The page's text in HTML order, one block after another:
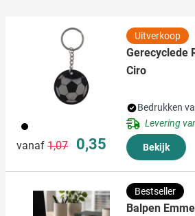
001
vanaf Normale prijs
1,07 Speciale prijs
0,35
Uitverkoop
Gerecyclede
Ciro
Bedrukken
Levering
Bekijk
Bestseller
Balpen